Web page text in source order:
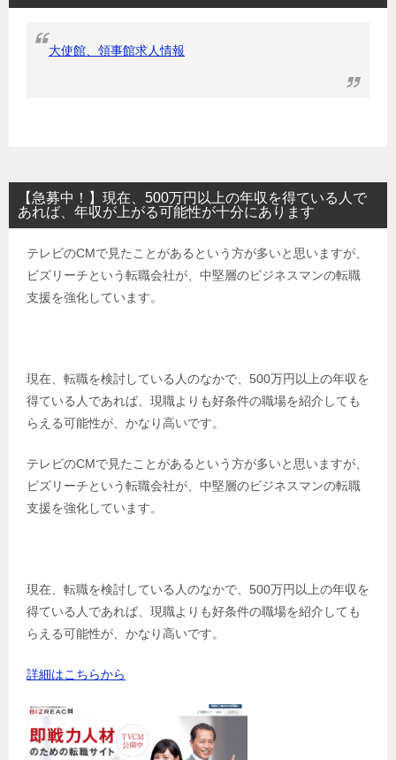
大使館、領事館求人情報
【急募中！】現在、500万円以上の年収を得ている人で
あれば、年収が上がる可能性が十分にあります
テレビのCMで見たことがあるという方が多いと思いますが、
ビズリーチという転職会社が、中堅層のビジネスマンの転職
支援を強化しています。
現在、転職を検討している人のなかで、500万円以上の年収を
得ている人であれば、現職よりも好条件の職場を紹介しても
らえる可能性が、かなり高いです。
テレビのCMで見たことがあるという方が多いと思いますが、
ビズリーチという転職会社が、中堅層のビジネスマンの転職
支援を強化しています。
現在、転職を検討している人のなかで、500万円以上の年収を
得ている人であれば、現職よりも好条件の職場を紹介しても
らえる可能性が、かなり高いです。
詳細はこちらから